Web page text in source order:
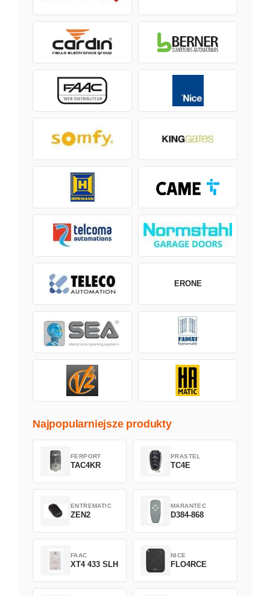
ERONE
Najpopularniejsze produkty
FERPORT
TAC4KR
PRASTEL
TC4E
ENTREMATIC
ZEN2
MARANTEC
D384-868
FAAC
XT4 433 SLH
NICE
FLO4RCE